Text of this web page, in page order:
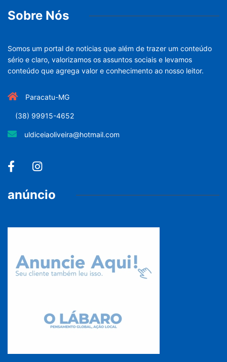
Sobre Nós
Somos um portal de noticias que além de trazer um conteúdo
sério e claro, valorizamos os assuntos sociais e levamos
conteúdo que agrega valor e conhecimento ao nosso leitor.
Paracatu-MG
(38) 99915-4652
uldiceiaoliveira@hotmail.com
anúncio